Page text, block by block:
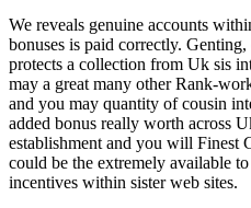
We reveals genuine accounts
bonuses is paid correctly.
protects a collection from Uk sis
may a great many other Rank-
and you may quantity of cousin
added bonus really worth across
establishment and you will Finest
could be the extremely available
incentives within sister web sites.